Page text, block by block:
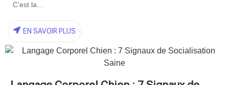
C’est la...
EN SAVOIR PLUS